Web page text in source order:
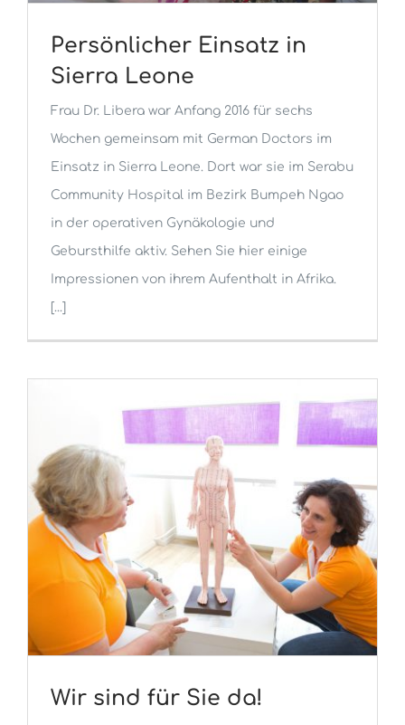
Persönlicher Einsatz in
Sierra Leone
Frau Dr. Libera war Anfang 2016 für sechs
Wochen gemeinsam mit German Doctors im
Einsatz in Sierra Leone. Dort war sie im Serabu
Community Hospital im Bezirk Bumpeh Ngao
in der operativen Gynäkologie und
Gebursthilfe aktiv. Sehen Sie hier einige
Impressionen von ihrem Aufenthalt in Afrika.
[...]
Wir sind für Sie da!